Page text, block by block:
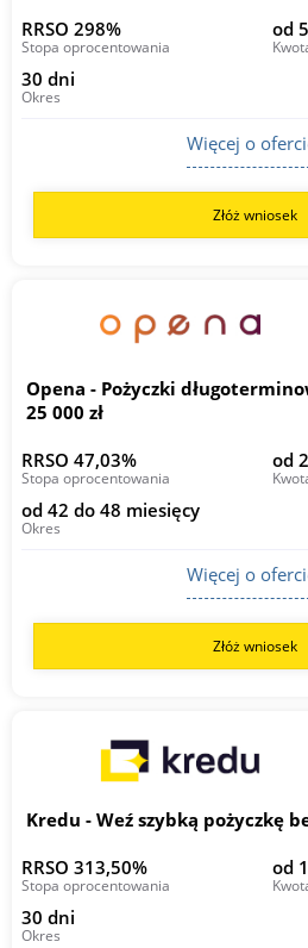
RRSO 298%
Stopa oprocentowania
od
30 dni
Okres
Więcej o
Złóż wniosek
Opena - Pożyczki
25 000 zł
RRSO 47,03%
Stopa oprocentowania
od
od 42 do 48 miesięcy
Okres
Więcej o
Złóż wniosek
Kredu - Weź szybką pożyczkę
RRSO 313,50%
Stopa oprocentowania
od
30 dni
Okres